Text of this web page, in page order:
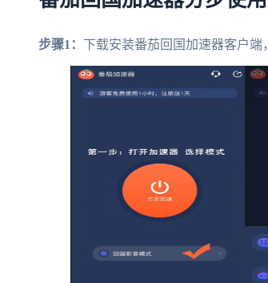
步骤1： 下载安装番茄回国加速器客户端